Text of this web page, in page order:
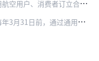
、准确地向通用航空用户、消费者告知其具备的经营资质、服务标准、投保各类保险以及相…
航地区管理局报送上一年度的年度报告。年度报告应当包括下列内容：